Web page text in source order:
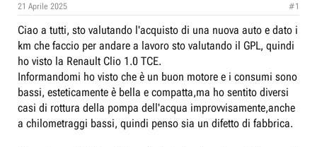
e
D
i
s
c
u
s
s
z
i
o
21 Aprile 2025 #1
Ciao a tutti, sto valutando l'acquisto di una nuova auto e dato i
km che faccio per andare a lavoro sto valutando il GPL, quindi
ho visto la Renault Clio 1.0 TCE.
Informandomi ho visto che è un buon motore e i consumi sono
bassi, esteticamente è bella e compatta,ma ho sentito diversi
casi di rottura della pompa dell'acqua improvvisamente,anche
a chilometraggi bassi, quindi penso sia un difetto di fabbrica.